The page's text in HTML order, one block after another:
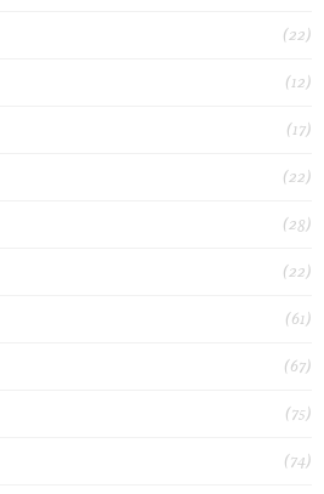
(22)
(12)
(17)
(22)
(28)
(22)
(61)
(67)
(75)
(74)